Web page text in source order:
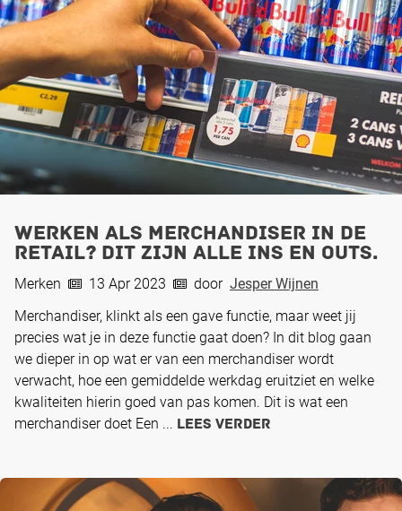
Werken als merchandiser in de
retail? Dit zijn alle ins en outs.
Merken 13 Apr 2023 door Jesper Wijnen
Merchandiser, klinkt als een gave functie, maar weet jij
precies wat je in deze functie gaat doen? In dit blog gaan
we dieper in op wat er van een merchandiser wordt
verwacht, hoe een gemiddelde werkdag eruitziet en welke
kwaliteiten hierin goed van pas komen. Dit is wat een
merchandiser doet Een ... Lees verder